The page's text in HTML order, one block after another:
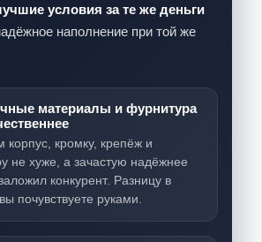
условия за те же деньги
наполнение при той же
материалы и фурнитура
корпус, кромку, крепёж и
не хуже, а зачастую надёжнее
конкурент. Разницу в
почувствуете руками.